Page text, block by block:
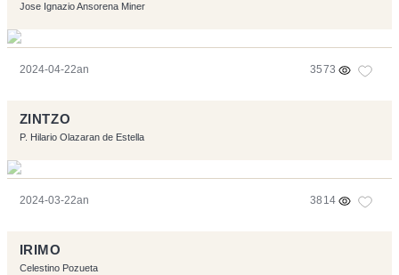
Jose Ignazio Ansorena Miner
2024-04-22an 3573
ZINTZO
P. Hilario Olazaran de Estella
2024-03-22an 3814
IRIMO
Celestino Pozueta